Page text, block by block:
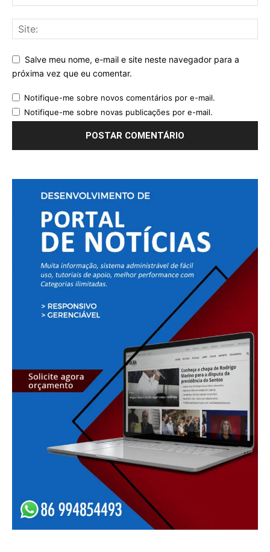
Salve meu nome, e-mail e site neste navegador para a
próxima vez que eu comentar.
Notifique-me sobre novos comentários por e-mail.
Notifique-me sobre novas publicações por e-mail.